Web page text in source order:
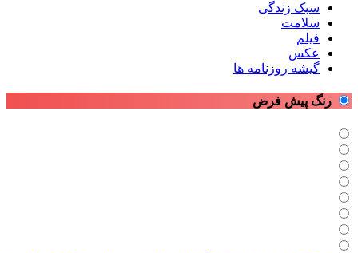
سبک زندگی
سلامت
فیلم
عکس
گیشه روزنامه ها
رنگ پیش فرض